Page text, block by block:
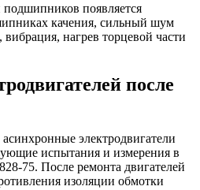
появляется
качения, сильный шум
вибрация, нагрев торцевой части
после
электродвигатели
испытания и измерения в
75. После ремонта двигателей
изоляции обмотки